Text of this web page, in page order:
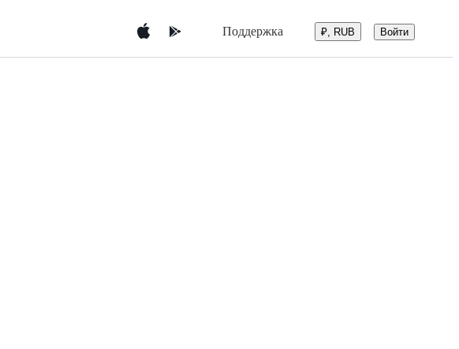
Поддержка ₽, RUB Войти